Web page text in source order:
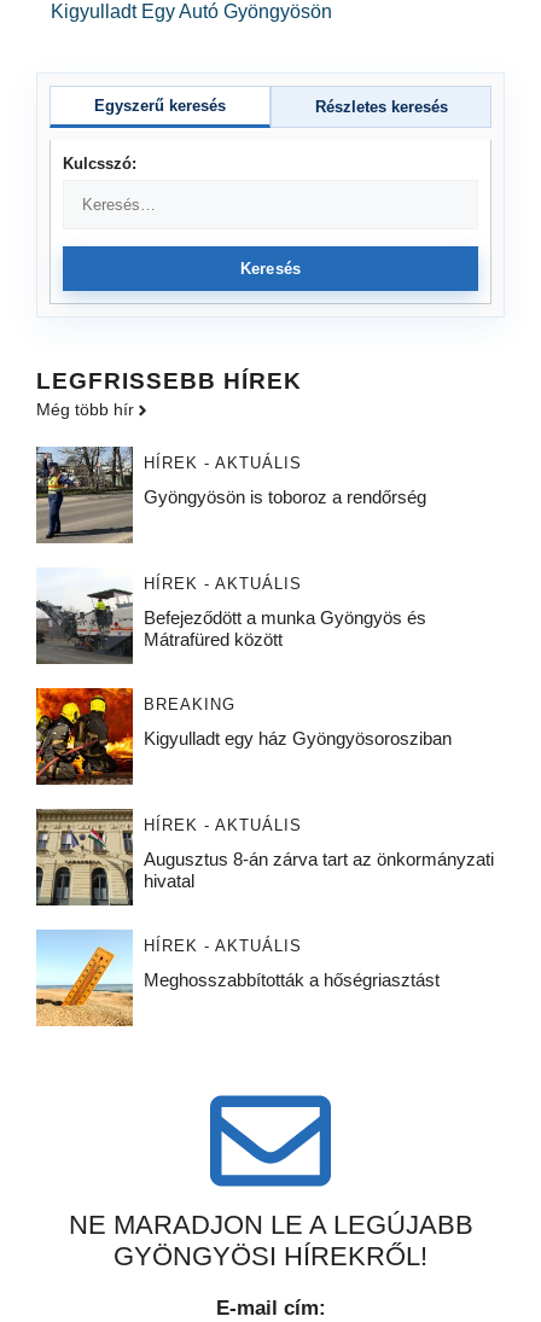
Kigyulladt Egy Autó Gyöngyösön
Egyszerű keresés Részletes keresés
Kulcsszó:
Keresés
LEGFRISSEBB HÍREK
Még több hír
HÍREK - AKTUÁLIS
Gyöngyösön is toboroz a rendőrség
HÍREK - AKTUÁLIS
Befejeződött a munka Gyöngyös és
Mátrafüred között
BREAKING
Kigyulladt egy ház Gyöngyösorosziban
HÍREK - AKTUÁLIS
Augusztus 8-án zárva tart az önkormányzati
hivatal
HÍREK - AKTUÁLIS
Meghosszabbították a hőségriasztást
NE MARADJON LE A LEGÚJABB
GYÖNGYÖSI HÍREKRŐL!
E-mail cím: